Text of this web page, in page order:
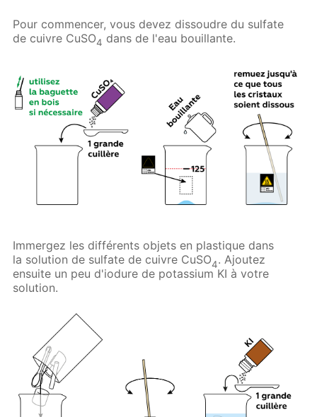
Pour commencer, vous devez dissoudre du sulfate
de cuivre CuSO4 dans de l'eau bouillante.
Immergez les différents objets en plastique dans
la solution de sulfate de cuivre CuSO4. Ajoutez
ensuite un peu d'iodure de potassium KI à votre
solution.